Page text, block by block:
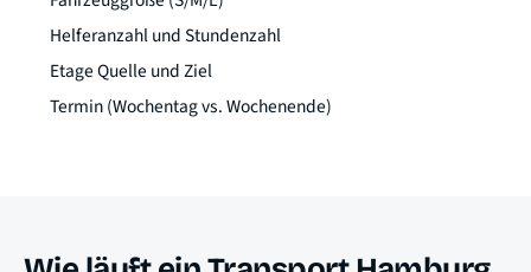
Helferanzahl und Stundenzahl
Etage Quelle und Ziel
Termin (Wochentag vs. Wochenende)